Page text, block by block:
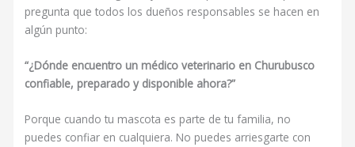
pregunta que todos los dueños responsables se hacen en
algún punto:
“¿Dónde encuentro un médico veterinario en Churubusco
confiable, preparado y disponible ahora?”
Porque cuando tu mascota es parte de tu familia, no
puedes confiar en cualquiera. No puedes arriesgarte con